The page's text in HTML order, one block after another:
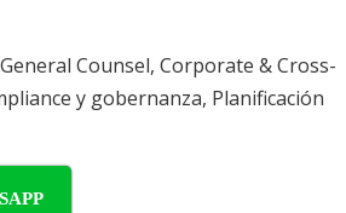
Counsel, Corporate & Cross-
y gobernanza, Planificación